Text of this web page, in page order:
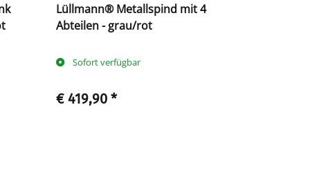
Lüllmann® Metallspind mit 4
Abteilen - grau/rot
Sofort verfügbar
€ 419,90 *